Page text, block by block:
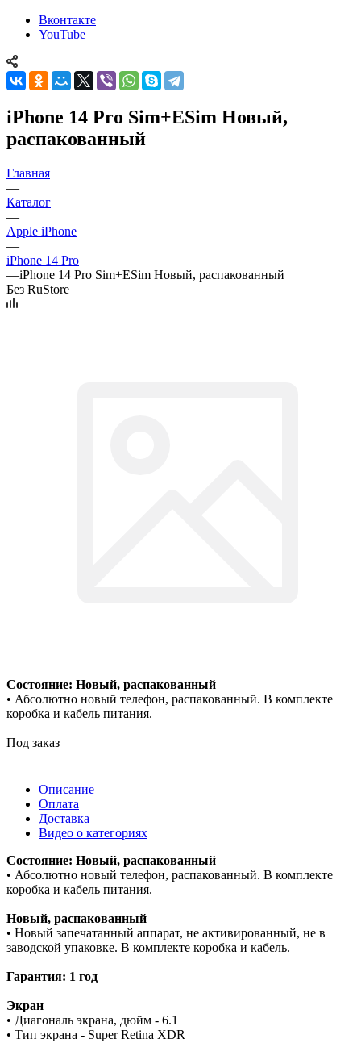
Вконтакте
YouTube
iPhone 14 Pro Sim+ESim Новый,
распакованный
Главная
—
Каталог
—
Apple iPhone
—
iPhone 14 Pro
—iPhone 14 Pro Sim+ESim Новый, распакованный
Без RuStore
Состояние: Новый, распакованный
• Абсолютно новый телефон, распакованный. В комплекте
коробка и кабель питания.
Под заказ
Описание
Оплата
Доставка
Видео о категориях
Состояние: Новый, распакованный
• Абсолютно новый телефон, распакованный. В комплекте
коробка и кабель питания.
Новый, распакованный
• Новый запечатанный аппарат, не активированный, не в
заводской упаковке. В комплекте коробка и кабель.
Гарантия: 1 год
Экран
• Диагональ экрана, дюйм - 6.1
• Тип экрана - Super Retina XDR